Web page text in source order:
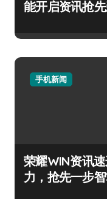
能开启资讯抢先
手机新闻
荣耀WIN资讯
力，抢先一步智